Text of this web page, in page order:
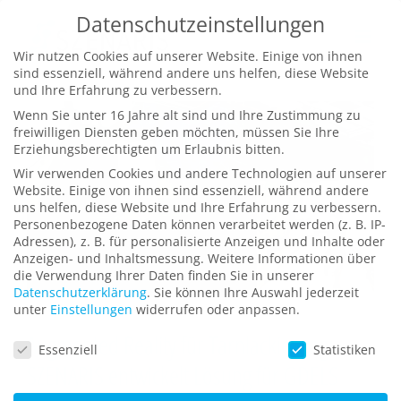
springen
Augmented Reality für Tarnlackierung:
Datenschutzeinstellungen
Wir nutzen Cookies auf unserer Website. Einige von ihnen
sind essenziell, während andere uns helfen, diese Website
und Ihre Erfahrung zu verbessern.
Wenn Sie unter 16 Jahre alt sind und Ihre Zustimmung zu
freiwilligen Diensten geben möchten, müssen Sie Ihre
Erziehungsberechtigten um Erlaubnis bitten.
Wir verwenden Cookies und andere Technologien auf unserer
Website. Einige von ihnen sind essenziell, während andere
uns helfen, diese Website und Ihre Erfahrung zu verbessern.
Personenbezogene Daten können verarbeitet werden (z. B. IP-
Adressen), z. B. für personalisierte Anzeigen und Inhalte oder
Anzeigen- und Inhaltsmessung. Weitere Informationen über
die Verwendung Ihrer Daten finden Sie in unserer
Datenschutzerklärung. Sie können Ihre Auswahl jederzeit
unter Einstellungen widerrufen oder anpassen.
Datenschutzeinstellungen
Essenziell Statistiken